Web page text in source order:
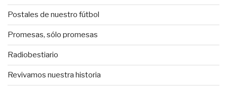
Postales de nuestro fútbol
Promesas, sólo promesas
Radiobestiario
Revivamos nuestra historia